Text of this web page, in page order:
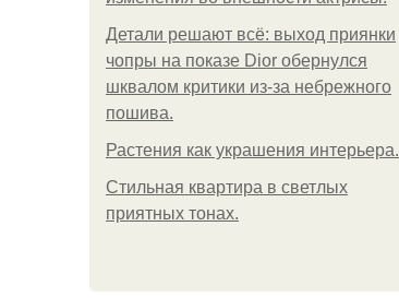
Детали решают всё: выход приянки
чопры на показе Dior обернулся
шквалом критики из-за небрежного
пошива.
Растения как украшения интерьера.
Стильная квартира в светлых
приятных тонах.